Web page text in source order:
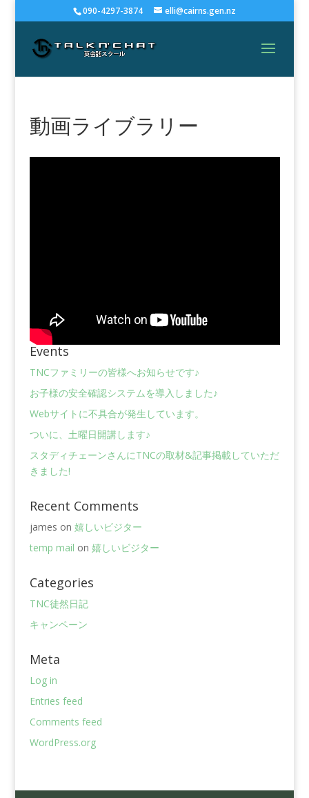
090-4297-3874 elli@cairns.gen.nz
動画ライブラリー
Events
TNCファミリーの皆様へお知らせです♪
お子様の安全確認システムを導入しました♪
Webサイトに不具合が発生しています。
ついに、土曜日開講します♪
スタディチェーンさんにTNCの取材&記事掲載していただ
きました!
Recent Comments
james on 嬉しいビジター
temp mail on 嬉しいビジター
Categories
TNC徒然日記
キャンペーン
Meta
Log in
Entries feed
Comments feed
WordPress.org